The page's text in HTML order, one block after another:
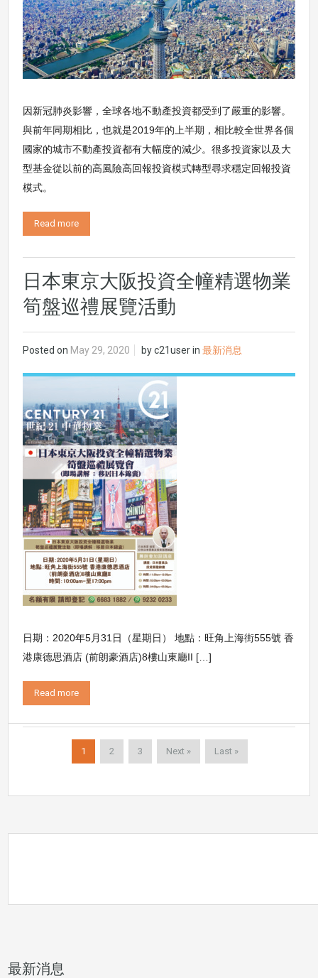
因新冠肺炎影響，全球各地不動產投資都受到了嚴重的影響。
與前年同期相比，也就是2019年的上半期，相比較全世界各個
國家的城市不動產投資都有大幅度的減少。很多投資家以及大
型基金從以前的高風險高回報投資模式轉型尋求穩定回報投資
模式。
Read more
日本東京大阪投資全幢精選物業
筍盤巡禮展覽活動
Posted on May 29, 2020 byc21userin最新消息
日期：2020年5月31日（星期日） 地點：旺角上海街555號 香
港康德思酒店 (前朗豪酒店)8樓山東廳II […]
Read more
1 2 3 Next » Last »
最新消息